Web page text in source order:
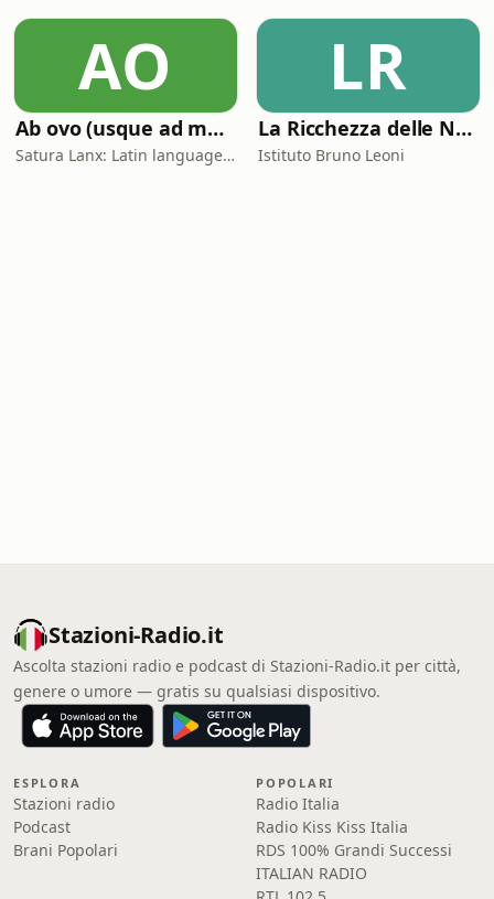
AO
Ab ovo (usque ad mala)
Satura Lanx: Latin language and literature for beginners.
LR
La Ricchezza delle Nazioni
Istituto Bruno Leoni
Stazioni-Radio.it
Ascolta stazioni radio e podcast di Stazioni-Radio.it per città,
genere o umore — gratis su qualsiasi dispositivo.
ESPLORA
Stazioni radio
Podcast
Brani Popolari
POPOLARI
Radio Italia
Radio Kiss Kiss Italia
RDS 100% Grandi Successi
ITALIAN RADIO